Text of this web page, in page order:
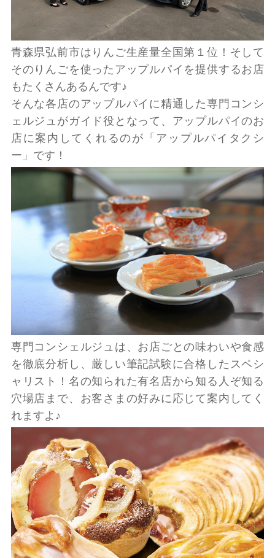
青森県弘前市はりんご生産量全国第１位！そして
そのりんごを使ったアップルパイを提供するお店
もたくさんあるんです♪
そんな各店のアップルパイに精通した専門コンシ
ェルジュがガイド役となって、アップルパイのお
店に案内してくれるのが「アップルパイタクシ
ー」です！
専門コンシェルジュは、お店ごとの味わいや食感
を徹底分析し、厳しい筆記試験に合格したスペシ
ャリスト！名の知られた有名店から知る人ぞ知る
穴場店まで、お客さまの好みに応じて案内してく
れますよ♪